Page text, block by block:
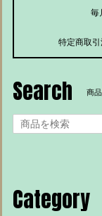
毎
特定商取引
Search 商
Category